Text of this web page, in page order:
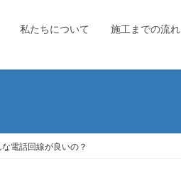
私たちについて 施工までの流れ
電話回線が良いの？